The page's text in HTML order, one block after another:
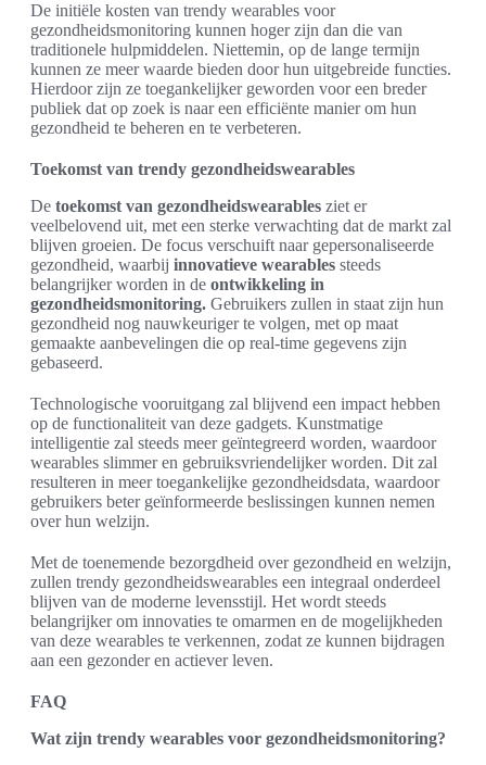
De initiële kosten van trendy wearables voor
gezondheidsmonitoring kunnen hoger zijn dan die van
traditionele hulpmiddelen. Niettemin, op de lange termijn
kunnen ze meer waarde bieden door hun uitgebreide functies.
Hierdoor zijn ze toegankelijker geworden voor een breder
publiek dat op zoek is naar een efficiënte manier om hun
gezondheid te beheren en te verbeteren.
Toekomst van trendy gezondheidswearables
De toekomst van gezondheidswearables ziet er
veelbelovend uit, met een sterke verwachting dat de markt zal
blijven groeien. De focus verschuift naar gepersonaliseerde
gezondheid, waarbij innovatieve wearables steeds
belangrijker worden in de ontwikkeling in
gezondheidsmonitoring. Gebruikers zullen in staat zijn hun
gezondheid nog nauwkeuriger te volgen, met op maat
gemaakte aanbevelingen die op real-time gegevens zijn
gebaseerd.
Technologische vooruitgang zal blijvend een impact hebben
op de functionaliteit van deze gadgets. Kunstmatige
intelligentie zal steeds meer geïntegreerd worden, waardoor
wearables slimmer en gebruiksvriendelijker worden. Dit zal
resulteren in meer toegankelijke gezondheidsdata, waardoor
gebruikers beter geïnformeerde beslissingen kunnen nemen
over hun welzijn.
Met de toenemende bezorgdheid over gezondheid en welzijn,
zullen trendy gezondheidswearables een integraal onderdeel
blijven van de moderne levensstijl. Het wordt steeds
belangrijker om innovaties te omarmen en de mogelijkheden
van deze wearables te verkennen, zodat ze kunnen bijdragen
aan een gezonder en actiever leven.
FAQ
Wat zijn trendy wearables voor gezondheidsmonitoring?